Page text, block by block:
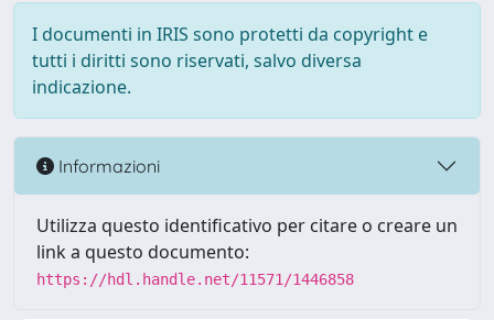
I documenti in IRIS sono protetti da copyright e
tutti i diritti sono riservati, salvo diversa
indicazione.
Informazioni
Utilizza questo identificativo per citare o creare un
link a questo documento:
https://hdl.handle.net/11571/1446858